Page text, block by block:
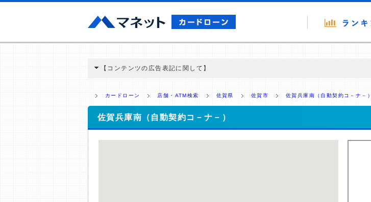
【コンテンツの広告表記に関して】
ミ収集などに基づき、公平性を担保した情報提供を行っています。
>提携企業一覧
カードローン 店舗・ATM検索 佐賀県 佐賀市 佐賀兵庫南（自動契約コ－ナ－）
佐賀兵庫南（自動契約コ－ナ－）